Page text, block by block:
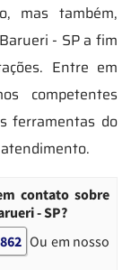
mas também,
- SP a fim
Entre em
competentes
ferramentas do
contato sobre
- SP?
Ou em nosso